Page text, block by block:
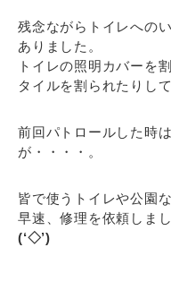
残念ながらトイレへの
ありました。
トイレの照明カバーを
タイルを割られたりし
前回パトロールした時
が・・・・。
皆で使うトイレや公園
早速、修理を依頼しまし
(‘◇’)ゞ